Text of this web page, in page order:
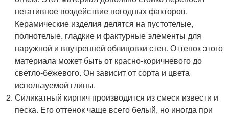
негативное воздействие погодных факторов.
Керамические изделия делятся на пустотелые,
полнотелые, гладкие и фактурные элементы для
наружной и внутренней облицовки стен. Оттенок этого
материала может быть от красно-коричневого до
светло-бежевого. Он зависит от сорта и цвета
используемой глины.
Силикатный кирпич производится из смеси извести и
песка. Его оттенок чаще всего белый, но иногда при